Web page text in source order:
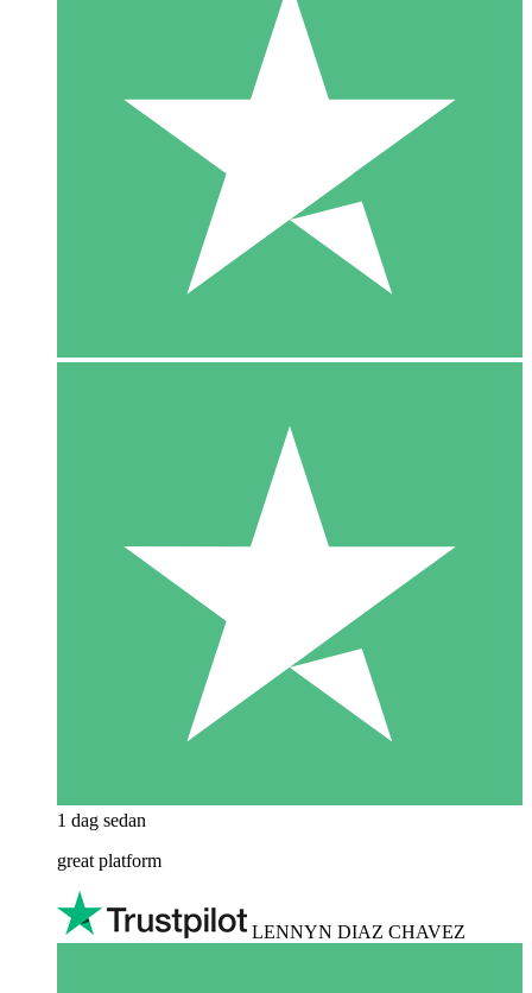
1 dag sedan
great platform
LENNYN DIAZ CHAVEZ